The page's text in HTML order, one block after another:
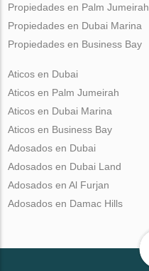
Propiedades en Palm Jumeirah
Propiedades en Dubai Marina
Propiedades en Business Bay
Aticos en Dubai
Aticos en Palm Jumeirah
Aticos en Dubai Marina
Aticos en Business Bay
Adosados en Dubai
Adosados en Dubai Land
Adosados en Al Furjan
Adosados en Damac Hills